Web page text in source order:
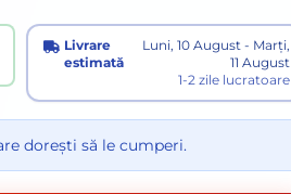
Livrare
estimată
Luni, 10 August - Marți,
11 August
1-2 zile lucratoare
dorești să le cumperi.